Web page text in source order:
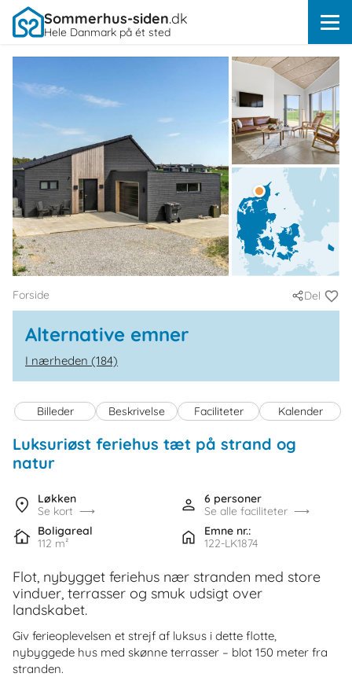
Sommerhus-siden.dk
Hele Danmark på ét sted
Forside Del
Alternative emner
I nærheden (184)
Billeder Beskrivelse Faciliteter Kalender
Luksuriøst feriehus tæt på strand og
natur
Løkken
Se kort
6 personer
Se alle faciliteter
Boligareal
112 m²
Emne nr.:
122-LK1874
Flot, nybygget feriehus nær stranden med store
vinduer, terrasser og smuk udsigt over
landskabet.
Giv ferieoplevelsen et strejf af luksus i dette flotte,
nybyggede hus med skønne terrasser – blot 150 meter fra
stranden.